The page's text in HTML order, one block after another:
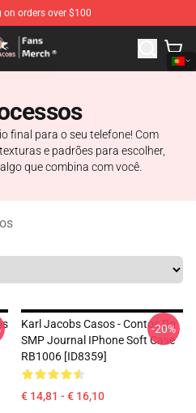
on orders over $100
Karl Jacobs Merchandise
final para o seu telefone! Com
e padrões para escolher,
que combina com você.
Karl Jacobs Casos - Contos Do
SMP Journal IPhone Soft Case
RB1006 [ID8359]
€ 14,81 - € 16,10
-20%